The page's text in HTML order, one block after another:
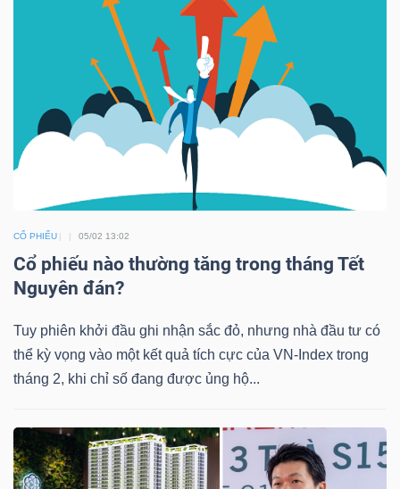
CỔ PHIẾU 05/02 13:02
Cổ phiếu nào thường tăng trong tháng Tết
Nguyên đán?
Tuy phiên khởi đầu ghi nhận sắc đỏ, nhưng nhà đầu tư có
thể kỳ vọng vào một kết quả tích cực của VN-Index trong
tháng 2, khi chỉ số đang được ủng hộ...
TRUYỀN
THÔNG
TIỆN
ÍCH
BẤT